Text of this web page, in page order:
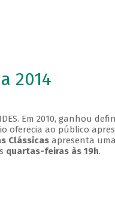
2014
Em 2010, ganhou
oferecia ao público
Clássicasapresenta
quartas-feiras às 19h.